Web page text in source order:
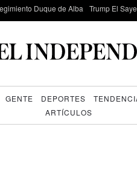
Duque de Alba Trump El
GENTE DEPORTES
ARTÍCULOS